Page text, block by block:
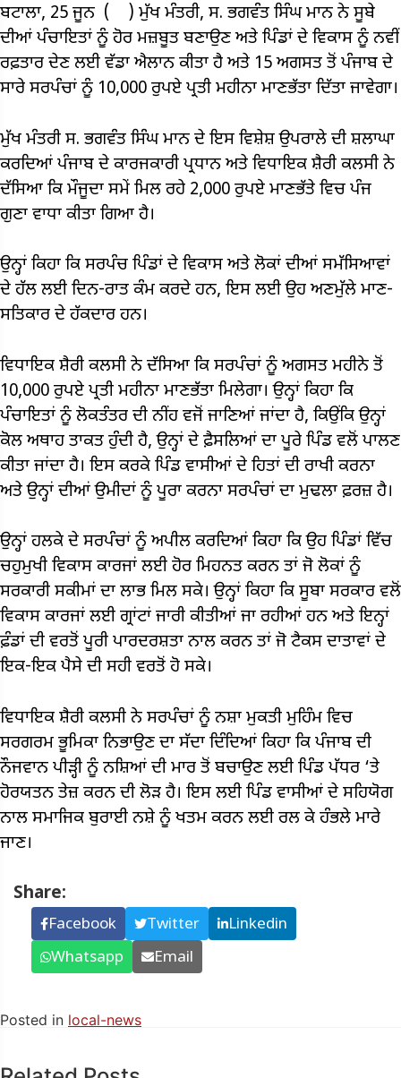
ਬਟਾਲਾ, 25 ਜੂਨ ( ) ਮੁੱਖ ਮੰਤਰੀ, ਸ. ਭਗਵੰਤ ਸਿੰਘ ਮਾਨ ਨੇ ਸੂਬੇ
ਦੀਆਂ ਪੰਚਾਇਤਾਂ ਨੂੰ ਹੋਰ ਮਜ਼ਬੂਤ ਬਣਾਉਣ ਅਤੇ ਪਿੰਡਾਂ ਦੇ ਵਿਕਾਸ ਨੂੰ ਨਵੀਂ
ਰਫ਼ਤਾਰ ਦੇਣ ਲਈ ਵੱਡਾ ਐਲਾਨ ਕੀਤਾ ਹੈ ਅਤੇ 15 ਅਗਸਤ ਤੋਂ ਪੰਜਾਬ ਦੇ
ਸਾਰੇ ਸਰਪੰਚਾਂ ਨੂੰ 10,000 ਰੁਪਏ ਪ੍ਰਤੀ ਮਹੀਨਾ ਮਾਣਭੱਤਾ ਦਿੱਤਾ ਜਾਵੇਗਾ।
ਮੁੱਖ ਮੰਤਰੀ ਸ. ਭਗਵੰਤ ਸਿੰਘ ਮਾਨ ਦੇ ਇਸ ਵਿਸ਼ੇਸ਼ ਉਪਰਾਲੇ ਦੀ ਸ਼ਲਾਘਾ
ਕਰਦਿਆਂ ਪੰਜਾਬ ਦੇ ਕਾਰਜਕਾਰੀ ਪ੍ਰਧਾਨ ਅਤੇ ਵਿਧਾਇਕ ਸ਼ੈਰੀ ਕਲਸੀ ਨੇ
ਦੱਸਿਆ ਕਿ ਮੌਜੂਦਾ ਸਮੇਂ ਮਿਲ ਰਹੇ 2,000 ਰੁਪਏ ਮਾਣਭੱਤੇ ਵਿਚ ਪੰਜ
ਗੁਣਾ ਵਾਧਾ ਕੀਤਾ ਗਿਆ ਹੈ।
ਉਨ੍ਹਾਂ ਕਿਹਾ ਕਿ ਸਰਪੰਚ ਪਿੰਡਾਂ ਦੇ ਵਿਕਾਸ ਅਤੇ ਲੋਕਾਂ ਦੀਆਂ ਸਮੱਸਿਆਵਾਂ
ਦੇ ਹੱਲ ਲਈ ਦਿਨ-ਰਾਤ ਕੰਮ ਕਰਦੇ ਹਨ, ਇਸ ਲਈ ਉਹ ਅਣਮੁੱਲੇ ਮਾਣ-
ਸਤਿਕਾਰ ਦੇ ਹੱਕਦਾਰ ਹਨ।
ਵਿਧਾਇਕ ਸ਼ੈਰੀ ਕਲਸੀ ਨੇ ਦੱਸਿਆ ਕਿ ਸਰਪੰਚਾਂ ਨੂੰ ਅਗਸਤ ਮਹੀਨੇ ਤੋਂ
10,000 ਰੁਪਏ ਪ੍ਰਤੀ ਮਹੀਨਾ ਮਾਣਭੱਤਾ ਮਿਲੇਗਾ। ਉਨ੍ਹਾਂ ਕਿਹਾ ਕਿ
ਪੰਚਾਇਤਾਂ ਨੂੰ ਲੋਕਤੰਤਰ ਦੀ ਨੀਂਹ ਵਜੋਂ ਜਾਣਿਆਂ ਜਾਂਦਾ ਹੈ, ਕਿਉਂਕਿ ਉਨ੍ਹਾਂ
ਕੋਲ ਅਥਾਹ ਤਾਕਤ ਹੁੰਦੀ ਹੈ, ਉਨ੍ਹਾਂ ਦੇ ਫ਼ੈਸਲਿਆਂ ਦਾ ਪੂਰੇ ਪਿੰਡ ਵਲੋਂ ਪਾਲਣ
ਕੀਤਾ ਜਾਂਦਾ ਹੈ। ਇਸ ਕਰਕੇ ਪਿੰਡ ਵਾਸੀਆਂ ਦੇ ਹਿਤਾਂ ਦੀ ਰਾਖੀ ਕਰਨਾ
ਅਤੇ ਉਨ੍ਹਾਂ ਦੀਆਂ ਉਮੀਦਾਂ ਨੂੰ ਪੂਰਾ ਕਰਨਾ ਸਰਪੰਚਾਂ ਦਾ ਮੁਢਲਾ ਫ਼ਰਜ਼ ਹੈ।
ਉਨ੍ਹਾਂ ਹਲਕੇ ਦੇ ਸਰਪੰਚਾਂ ਨੂੰ ਅਪੀਲ ਕਰਦਿਆਂ ਕਿਹਾ ਕਿ ਉਹ ਪਿੰਡਾਂ ਵਿੱਚ
ਚਹੁਮੁਖੀ ਵਿਕਾਸ ਕਾਰਜਾਂ ਲਈ ਹੋਰ ਮਿਹਨਤ ਕਰਨ ਤਾਂ ਜੋ ਲੋਕਾਂ ਨੂੰ
ਸਰਕਾਰੀ ਸਕੀਮਾਂ ਦਾ ਲਾਭ ਮਿਲ ਸਕੇ। ਉਨ੍ਹਾਂ ਕਿਹਾ ਕਿ ਸੂਬਾ ਸਰਕਾਰ ਵਲੋਂ
ਵਿਕਾਸ ਕਾਰਜਾਂ ਲਈ ਗ੍ਰਾਂਟਾਂ ਜਾਰੀ ਕੀਤੀਆਂ ਜਾ ਰਹੀਆਂ ਹਨ ਅਤੇ ਇਨ੍ਹਾਂ
ਫ਼ੰਡਾਂ ਦੀ ਵਰਤੋਂ ਪੂਰੀ ਪਾਰਦਰਸ਼ਤਾ ਨਾਲ ਕਰਨ ਤਾਂ ਜੋ ਟੈਕਸ ਦਾਤਾਵਾਂ ਦੇ
ਇਕ-ਇਕ ਪੈਸੇ ਦੀ ਸਹੀ ਵਰਤੋਂ ਹੋ ਸਕੇ।
ਵਿਧਾਇਕ ਸ਼ੈਰੀ ਕਲਸੀ ਨੇ ਸਰਪੰਚਾਂ ਨੂੰ ਨਸ਼ਾ ਮੁਕਤੀ ਮੁਹਿੰਮ ਵਿਚ
ਸਰਗਰਮ ਭੂਮਿਕਾ ਨਿਭਾਉਣ ਦਾ ਸੱਦਾ ਦਿੰਦਿਆਂ ਕਿਹਾ ਕਿ ਪੰਜਾਬ ਦੀ
ਨੌਜਵਾਨ ਪੀੜ੍ਹੀ ਨੂੰ ਨਸ਼ਿਆਂ ਦੀ ਮਾਰ ਤੋਂ ਬਚਾਉਣ ਲਈ ਪਿੰਡ ਪੱਧਰ ‘ਤੇ
ਹੋਰਯਤਨ ਤੇਜ਼ ਕਰਨ ਦੀ ਲੋੜ ਹੈ। ਇਸ ਲਈ ਪਿੰਡ ਵਾਸੀਆਂ ਦੇ ਸਹਿਯੋਗ
ਨਾਲ ਸਮਾਜਿਕ ਬੁਰਾਈ ਨਸ਼ੇ ਨੂੰ ਖਤਮ ਕਰਨ ਲਈ ਰਲ ਕੇ ਹੰਭਲੇ ਮਾਰੇ
ਜਾਣ।
Share:
Facebook Twitter
Linkedin
Whatsapp
Email
Posted in local-news